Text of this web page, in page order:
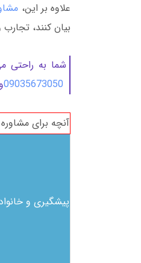
علاوه بر این،
بیان کنند،
شما به راحتی
09035673050و 09108347597 امکان پذیر است.
آنچه برای مشاوره
پیشگیری و